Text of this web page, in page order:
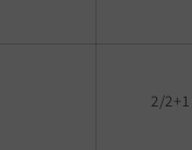
2/2+1